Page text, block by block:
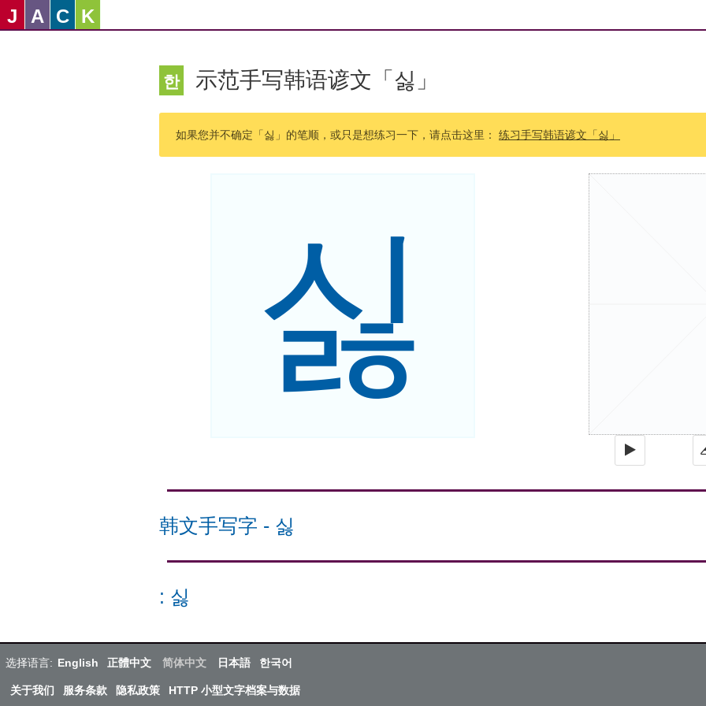
J A C K
한 示范手写韩语谚文「싫」
如果您并不确定「싫」的笔顺，或只是想练习一下，请点击这里： 练习手写韩语谚文「싫」
싫
韩文手写字 - 싫
: 싫
选择语言: English 正體中文 简体中文 日本語 한국어
关于我们 服务条款 隐私政策 HTTP 小型文字档案与数据